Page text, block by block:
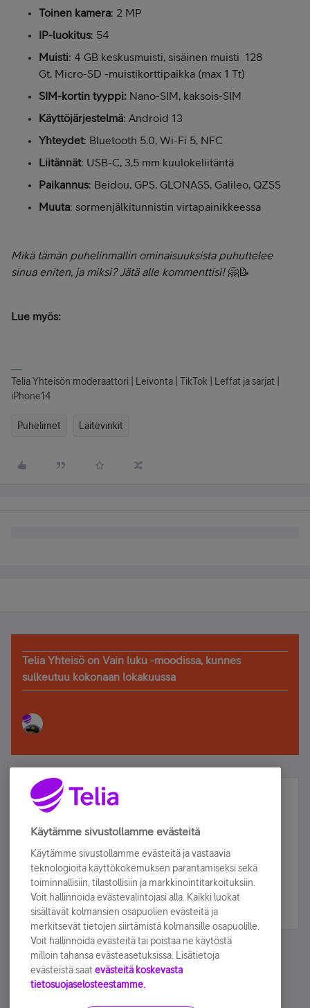
Toinen kamera: 2 MP
IP-luokitus: 54
Muisti: 4 GB keskusmuisti, sisäinen muisti 128
Gt, Micro-SD -muistikorttipaikka (max 1 Tt)
SIM-kortin tyyppi: Nano-SIM, kaksois-SIM
Käyttöjärjestelmä: Android 13
Yhteydet: Bluetooth 5.0, Wi-Fi 5, NFC
Liitännät: USB-C, 3,5 mm kuulokeliitäntä
Paikannus: Beidou, GPS, GLONASS, Galileo, QZSS
Muuta: sormenjälkitunnistin virtapainikkeessa
Mikä tämän puhelinmallin ominaisuuksista puhuttelee
sinua eniten, ja miksi? Jätä alle kommenttisi! 🤗📝
Lue myös:
Telia Yhteisön moderaattori | Leivonta | TikTok | Leffat ja sarjat |
iPhone14
Puhelimet Laitevinkit
Telia Yhteisö on Vain luku -moodissa, kunnes
sulkeutuu kokonaan lokakuussa
Älä jää paitsi – osallistu ja voita!
Tilaa Telian uutiskirje ja olet mukana arvonnassa.
sähköpostiisi.
Tilaa nyt
Käytämme sivustollamme evästeitä
Käytämme sivustollamme evästeitä ja vastaavia
teknologioita käyttökokemuksen parantamiseksi sekä
toiminnallisiin, tilastollisiin ja markkinointitarkoituksiin.
Voit hallinnoida evästevalintojasi alla. Kaikki luokat
sisältävät kolmansien osapuolien evästeitä ja
merkitsevät tietojen siirtämistä kolmansille osapuolille.
Voit hallinnoida evästeitä tai poistaa ne käytöstä
milloin tahansa evästeasetuksissa. Lisätietoja
evästeistä saat evästeitä koskevasta
tietosuojaselosteestamme.